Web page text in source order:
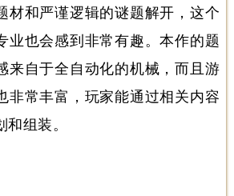
材和严谨逻辑的谜题解开，这个
业也会感到非常有趣。本作的题
来自于全自动化的机械，而且游
非常丰富，玩家能通过相关内容
组装。